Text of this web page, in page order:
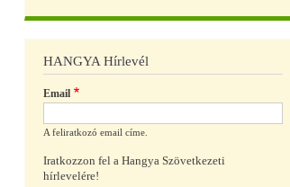
HANGYA Hírlevél
Email
A feliratkozó email címe.
Iratkozzon fel a Hangya Szövetkezeti
hírlevelére!